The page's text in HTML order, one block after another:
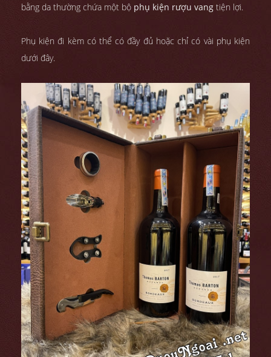
bằng da thường chứa một bộ phụ kiện rượu vang tiện lợi.
Phụ kiện đi kèm có thể có đầy đủ hoặc chỉ có vài phụ kiện
dưới đây.